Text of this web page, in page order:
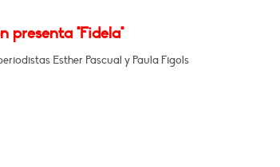
presenta "Fidela"
Esther Pascual y Paula Figols